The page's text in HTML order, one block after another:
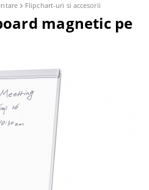
Flipchart-uri si accesorii
magnetic pe